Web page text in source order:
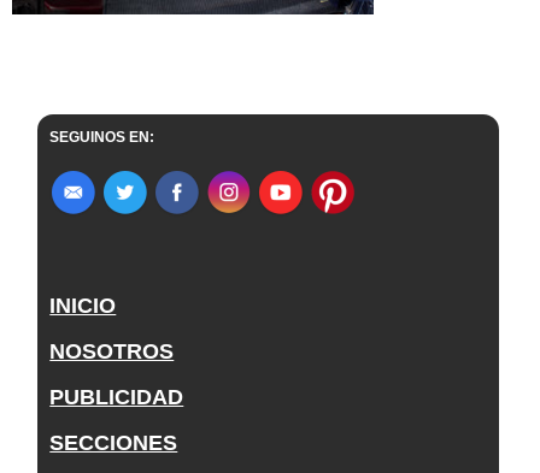
SEGUINOS EN:
INICIO
NOSOTROS
PUBLICIDAD
SECCIONES